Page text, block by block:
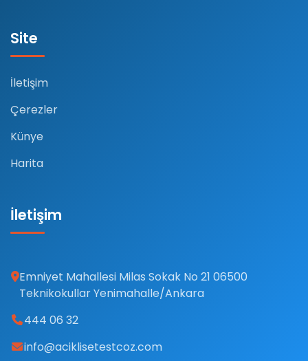
Site
İletişim
Çerezler
Künye
Harita
İletişim
Emniyet Mahallesi Milas Sokak No 21 06500
Teknikokullar Yenimahalle/Ankara
444 06 32
info@aciklisetestcoz.com